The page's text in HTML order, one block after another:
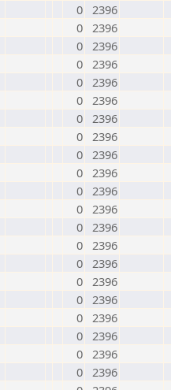
0 2396
0 2396
0 2396
0 2396
0 2396
0 2396
0 2396
0 2396
0 2396
0 2396
0 2396
0 2396
0 2396
0 2396
0 2396
0 2396
0 2396
0 2396
0 2396
0 2396
0 2396